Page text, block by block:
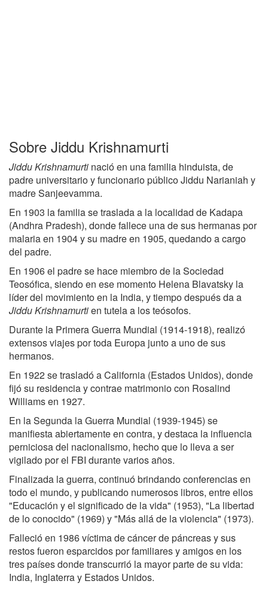
Sobre Jiddu Krishnamurti
Jiddu Krishnamurti nació en una familia hinduista, de
padre universitario y funcionario público Jiddu Narianiah y
madre Sanjeevamma.
En 1903 la familia se traslada a la localidad de Kadapa
(Andhra Pradesh), donde fallece una de sus hermanas por
malaria en 1904 y su madre en 1905, quedando a cargo
del padre.
En 1906 el padre se hace miembro de la Sociedad
Teosófica, siendo en ese momento Helena Blavatsky la
líder del movimiento en la India, y tiempo después da a
Jiddu Krishnamurtien tutela a los teósofos.
Durante la Primera Guerra Mundial (1914-1918), realizó
extensos viajes por toda Europa junto a uno de sus
hermanos.
En 1922 se trasladó a California (Estados Unidos), donde
fijó su residencia y contrae matrimonio con Rosalind
Williams en 1927.
En la Segunda la Guerra Mundial (1939-1945) se
manifiesta abiertamente en contra, y destaca la influencia
perniciosa del nacionalismo, hecho que lo lleva a ser
vigilado por el FBI durante varios años.
Finalizada la guerra, continuó brindando conferencias en
todo el mundo, y publicando numerosos libros, entre ellos
"Educación y el significado de la vida" (1953), "La libertad
de lo conocido" (1969) y "Más allá de la violencia" (1973).
Falleció en 1986 víctima de cáncer de páncreas y sus
restos fueron esparcidos por familiares y amigos en los
tres países donde transcurrió la mayor parte de su vida:
India, Inglaterra y Estados Unidos.